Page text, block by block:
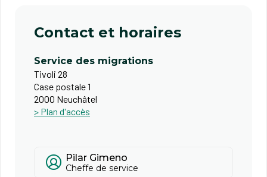
Contact et horaires
Service des migrations
Tivoli 28
Case postale 1
2000 Neuchâtel
> Plan d'accès
Pilar Gimeno
Cheffe de service